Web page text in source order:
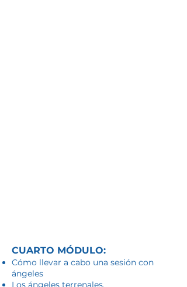
CUARTO MÓDULO:
Cómo llevar a cabo una sesión con
ángeles
Los ángeles terrenales.